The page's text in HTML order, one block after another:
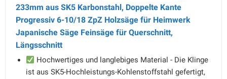
233mm aus SK5 Karbonstahl, Doppelte Kante
Progressiv 6-10/18 ZpZ Holzsäge für Heimwerk
Japanische Säge Feinsäge für Querschnitt,
Längsschnitt
Hochwertiges und langlebiges Material - Die Klinge
ist aus SK5-Hochleistungs-Kohlenstoffstahl gefertigt,